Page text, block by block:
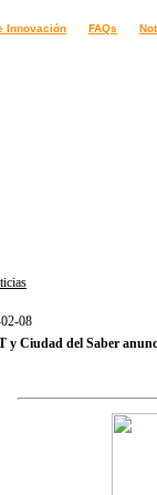
Innovación FAQs
08
y Ciudad del Saber